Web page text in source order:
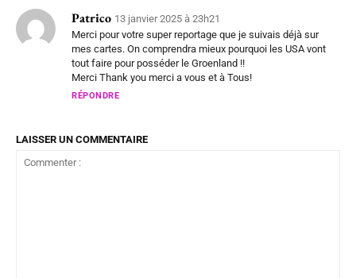
Patrico 13 janvier 2025 à 23h21
Merci pour votre super reportage que je suivais déjà sur
mes cartes. On comprendra mieux pourquoi les USA vont
tout faire pour posséder le Groenland !!
Merci Thank you merci a vous et à Tous!
RÉPONDRE
LAISSER UN COMMENTAIRE